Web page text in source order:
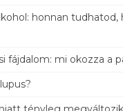
honnan
fájdalom: mi okozza a